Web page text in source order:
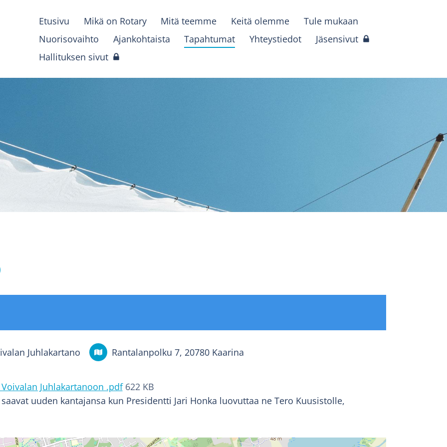
Etusivu Mikä on Rotary Mitä teemme Keitä olemme
Tule mukaan
Nuorisovaihto
Ajankohtaista Tapahtumat Yhteystiedot
Jäsensivut
Hallituksen sivut
Juhlakartano Rantalanpolku 7, 20780 Kaarina
Juhlakartanoon .pdf 622 KB
uuden kantajansa kun Presidentti Jari Honka luovuttaa ne Tero Kuusistolle,